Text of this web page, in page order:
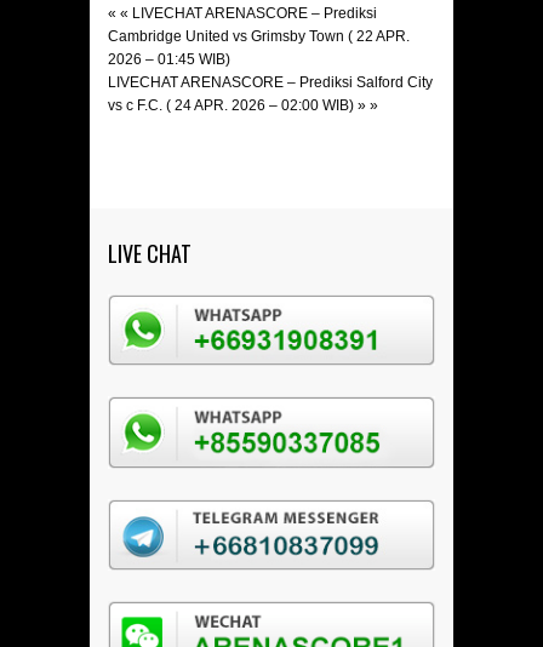
« « LIVECHAT ARENASCORE – Prediksi
Cambridge United vs Grimsby Town ( 22 APR.
2026 – 01:45 WIB)
LIVECHAT ARENASCORE – Prediksi Salford City
vs c F.C. ( 24 APR. 2026 – 02:00 WIB) » »
LIVE CHAT